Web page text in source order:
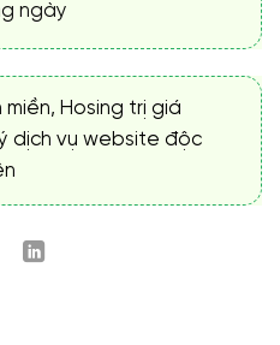
ngày
Hosing trị giá
dịch vụ website độc